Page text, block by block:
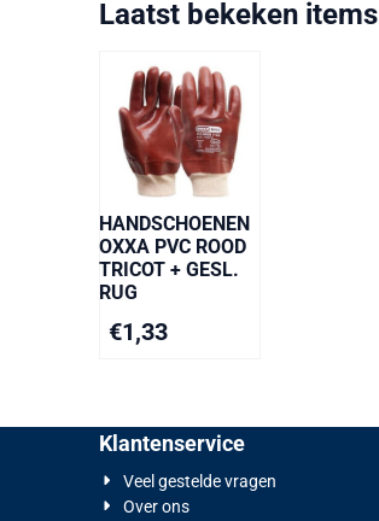
Laatst bekeken items
HANDSCHOENEN
OXXA PVC ROOD
TRICOT + GESL.
RUG
€1,33
Klantenservice
Veel gestelde vragen
Over ons